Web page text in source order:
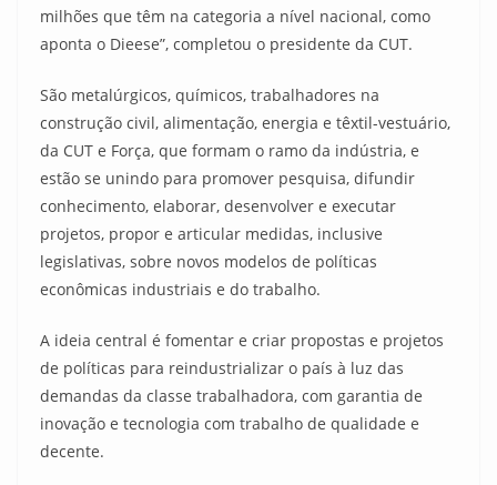
milhões que têm na categoria a nível nacional, como
aponta o Dieese”, completou o presidente da CUT.
São metalúrgicos, químicos, trabalhadores na
construção civil, alimentação, energia e têxtil-vestuário,
da CUT e Força, que formam o ramo da indústria, e
estão se unindo para promover pesquisa, difundir
conhecimento, elaborar, desenvolver e executar
projetos, propor e articular medidas, inclusive
legislativas, sobre novos modelos de políticas
econômicas industriais e do trabalho.
A ideia central é fomentar e criar propostas e projetos
de políticas para reindustrializar o país à luz das
demandas da classe trabalhadora, com garantia de
inovação e tecnologia com trabalho de qualidade e
decente.